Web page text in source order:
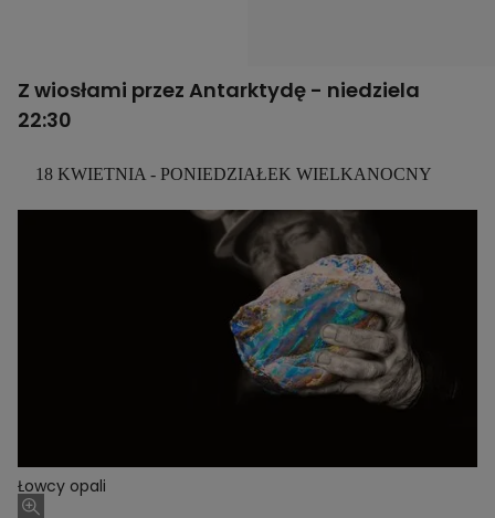
Z wiosłami przez Antarktydę - niedziela
22:30
18 KWIETNIA - PONIEDZIAŁEK WIELKANOCNY
Łowcy opali